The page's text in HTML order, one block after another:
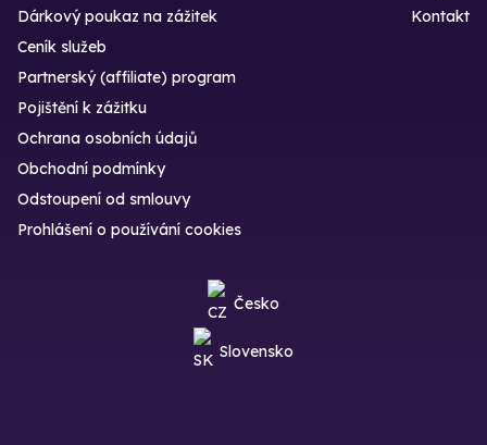
Dárkový poukaz na zážitek
Kontakt
Ceník služeb
Partnerský (affiliate) program
Pojištění k zážitku
Ochrana osobních údajů
Obchodní podmínky
Odstoupení od smlouvy
Prohlášení o používání cookies
Česko
Slovensko